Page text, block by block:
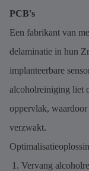
PCB's
Een fabrikant van
delaminatie in hun
implanteerbare
alcoholreiniging liet
oppervlak,
verzwakt.
1. Vervang